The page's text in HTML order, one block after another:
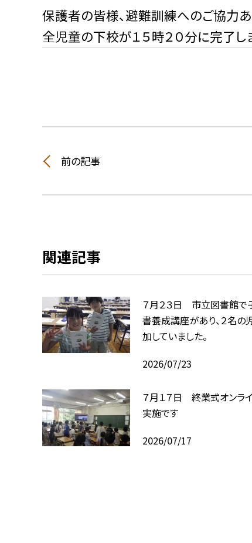
保護者の皆様、避難訓練へのご協力あ
全児童の下校が１５時２０分に完了し
前の記事
関連記事
７月２３日 市立図書館で
書養成講座があり、２名の
加していました。
2026/07/23
７月１７日 終業式オンラ
実施です
2026/07/17